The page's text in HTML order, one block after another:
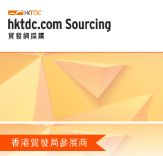
香港貿發局參展商